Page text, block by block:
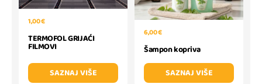
1,00 €
TERMOFOL GRIJAĆI
FILMOVI
SAZNAJ VIŠE
6,00 €
Šampon kopriva
SAZNAJ VIŠE